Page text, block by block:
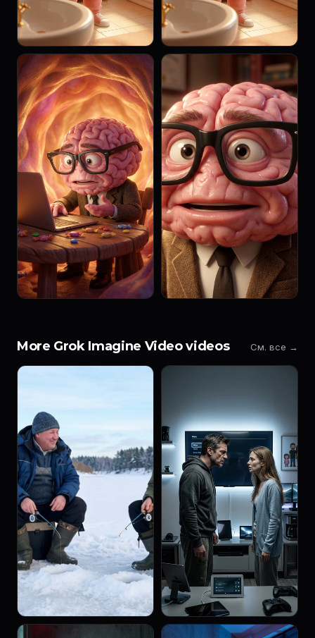
More Grok Imagine Video videos См. все →